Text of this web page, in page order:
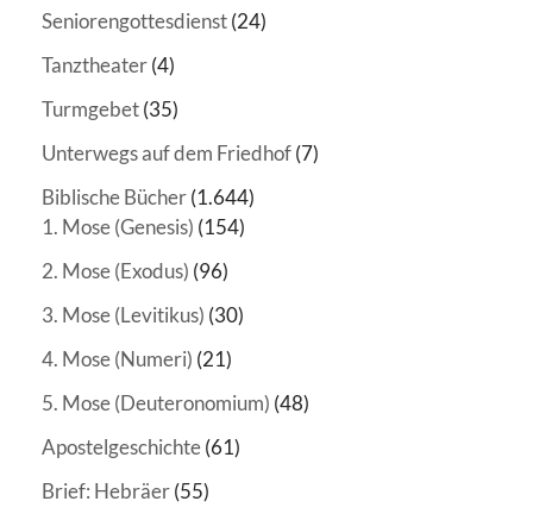
Seniorengottesdienst(24)
Tanztheater(4)
Turmgebet(35)
Unterwegs auf dem Friedhof(7)
Biblische Bücher(1.644)
1. Mose (Genesis) (154)
2. Mose (Exodus) (96)
3. Mose (Levitikus) (30)
4. Mose (Numeri) (21)
5. Mose (Deuteronomium) (48)
Apostelgeschichte(61)
Brief: Hebräer(55)